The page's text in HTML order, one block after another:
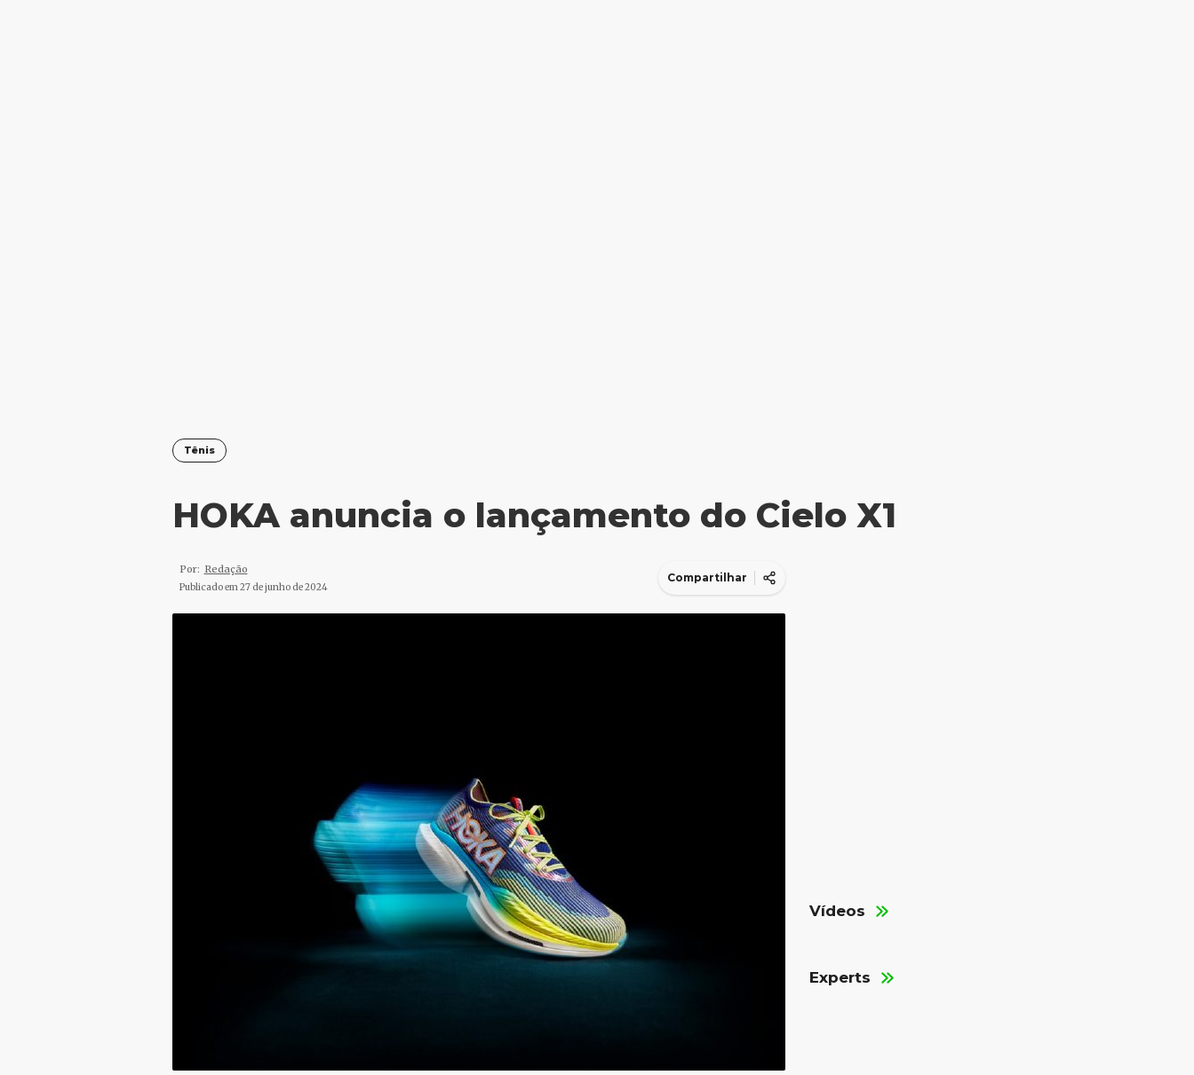
Tênis
HOKA anuncia o lançamento do Cielo X1
Por: Redação
Publicado em 27 de junho de 2024
Compartilhar
Vídeos
Experts